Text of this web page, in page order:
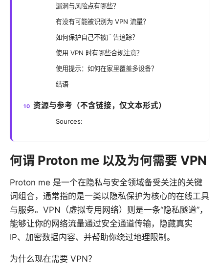
漏洞与风险点有哪些？
有没有可能被识别为 VPN 流量？
如何保护自己不被广告追踪？
使用 VPN 时有哪些合规注意？
使用提示：如何在家里覆盖多设备？
结语
资源与参考（不含链接，仅文本形式）
Sources:
何谓 Proton me 以及为何需要 VPN
Proton me 是一个在隐私与安全领域备受关注的关键
词组合，通常指的是一类以隐私保护为核心的在线工具
与服务。VPN（虚拟专用网络）则是一条“隐私隧道”，
能够让你的网络流量通过安全通道传输，隐藏真实
IP、加密数据内容、并帮助你绕过地理限制。
为什么现在需要 VPN？